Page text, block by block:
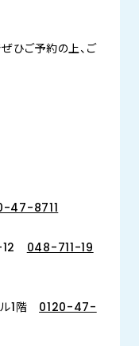
ひご予約の上、ご
47-8711
12 048-711-19
1階 0120-47-